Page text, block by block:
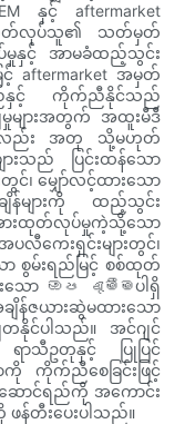
နှင့် aftermarket
၊ ထုတ်လုပ်သူ၏ သတ်မှတ်
ပ်မှုနှင့် အာမခံထည့်သွင်း
င့် aftermarket အမှတ်
ည်နှင့် ကိုက်ညီနိုင်သည်
မှုများအတွက် အထူးမီဒီ
ာ်လည်း အတု သို့မဟုတ်
းသည် ပြင်းထန်သော
င်၊ မျှော်လင့်ထားသော
ျိန်များကို ထည့်သွင်း
အားထုတ်လုပ်မှုကဲ့သို့သော
းရှင်းများတွင်၊
စွမ်းရည်မြင့် စစ်ထုတ်
သော ඔප දැමීමပါရှိ
န်ဇယားဆွဲမထားသော
တနိုင်ပါသည်။ အင်ဂျင်
ရာသီဥတုနှင့် ပြုပြင်
ကိုက်ညီစေခြင်းဖြင့်
ဆောင်ရည်ကို အကောင်း
န်တီးပေးပါသည်။